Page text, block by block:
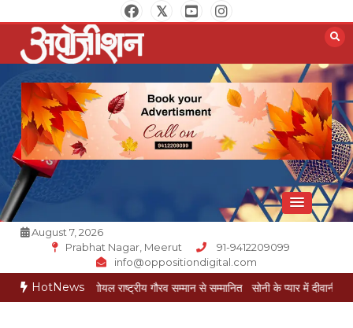
to
content
Opposition Digital
August 7, 2026
Prabhat Nagar, Meerut
91-9412209099
info@oppositiondigital.com
HotNews
मुकेश गोयल राष्ट्रीय गौरव सम्मान से सम्मानित सोनी के प्यार में दीवानी सीता पहुंची मेरठ